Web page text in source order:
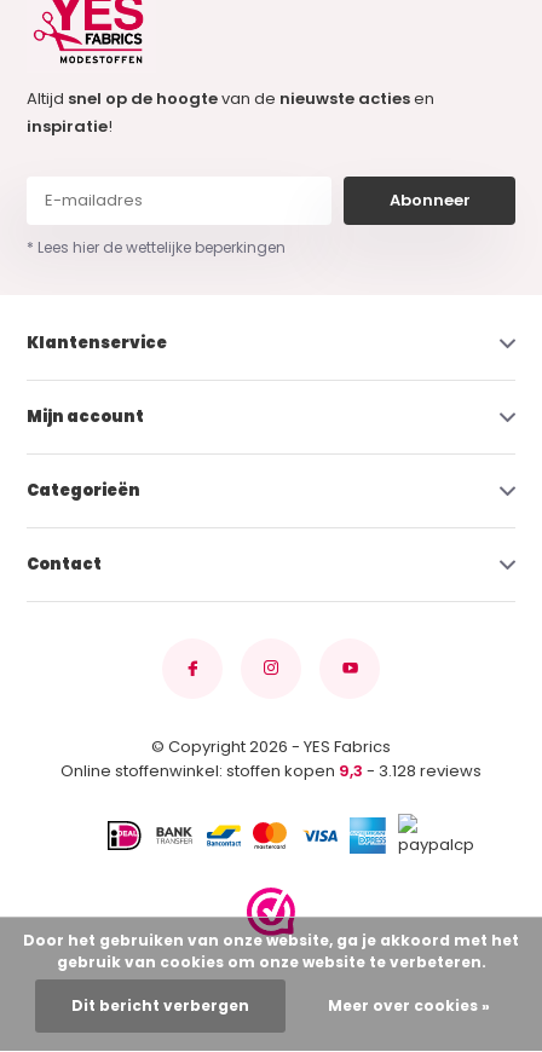
Altijd snel op de hoogtevan de nieuwste actiesen
inspiratie!
Abonneer
* Lees hier de wettelijke beperkingen
Klantenservice
Mijn account
Categorieën
Contact
© Copyright 2026 - YES Fabrics
Online stoffenwinkel: stoffen kopen 9,3 - 3.128 reviews
Door het gebruiken van onze website, ga je akkoord met het
gebruik van cookies om onze website te verbeteren.
Dit bericht verbergen Meer over cookies »